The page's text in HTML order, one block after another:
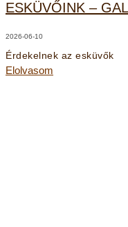
ESKÜVŐINK –
2026-06-10
Érdekelnek az esküvők
Elolvasom